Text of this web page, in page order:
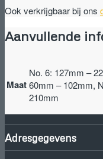
Ook verkrijgbaar bij ons
Aanvullende
Maat
No. 6: 127mm –
60mm – 102mm,
210mm
Adresgegevens